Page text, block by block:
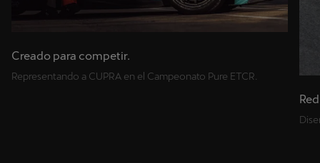
Creado para competir.
Representando a CUPRA en el Campeonato Pure ETCR.